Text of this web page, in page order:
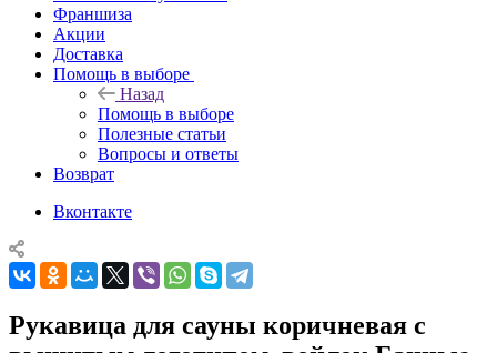
Франшиза
Акции
Доставка
Помощь в выборе
Назад
Помощь в выборе
Полезные статьи
Вопросы и ответы
Возврат
Вконтакте
Рукавица для сауны коричневая с